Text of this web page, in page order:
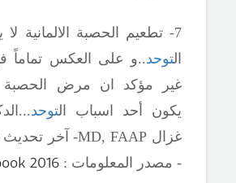
7- تطعيم الحصبة الالمانية
التوحد..و على العكس تماماً
غير مؤكد ان مرض الحصبة
يكون أحد اسباب التوحد...
غزالMD, FAAP
- خر تحديث
- مصدر المعلومات : 2016